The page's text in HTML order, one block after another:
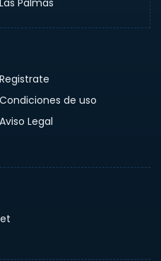
Las Palmas
Registrate
Condiciones de uso
Aviso Legal